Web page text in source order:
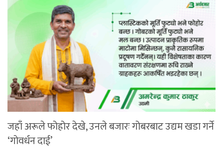
जहाँ अरूले फोहोर देखे, उनले बजारः गोबरबाट उद्यम खडा गर्ने
‘गोवर्धन दाई’